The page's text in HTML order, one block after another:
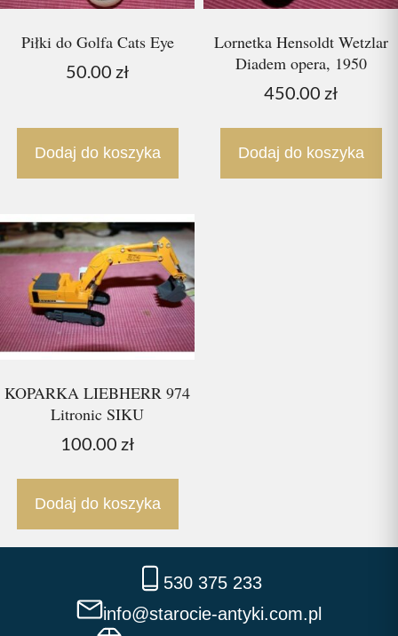
Piłki do Golfa Cats Eye
50.00 zł
Dodaj do koszyka
Lornetka Hensoldt Wetzlar
Diadem opera, 1950
450.00 zł
Dodaj do koszyka
KOPARKA LIEBHERR 974
Litronic SIKU
100.00 zł
Dodaj do koszyka
530 375 233
info@starocie-antyki.com.pl